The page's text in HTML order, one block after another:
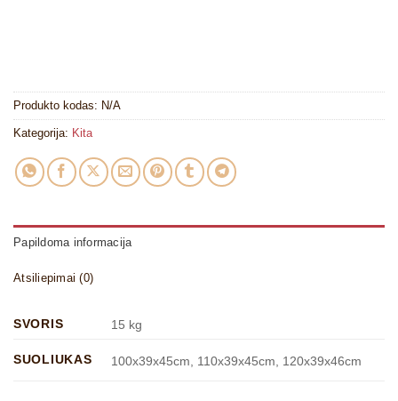
Produkto kodas: N/A
Kategorija: Kita
Papildoma informacija
Atsiliepimai (0)
SVORIS 15 kg
SUOLIUKAS 100x39x45cm, 110x39x45cm, 120x39x46cm